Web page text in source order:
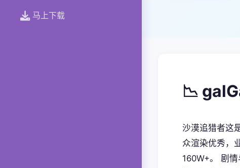
马上下载
📉
沙漠追猎者这
众渲染优秀，
160W+。 剧